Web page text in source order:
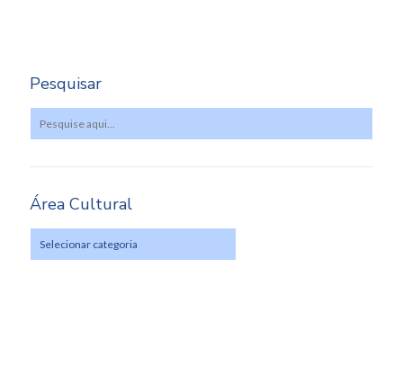
Pesquisar
Área Cultural